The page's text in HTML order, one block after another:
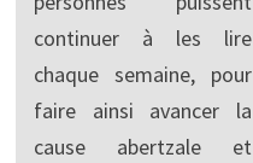
continuer à les lire
chaque semaine, pour
faire ainsi avancer la
cause abertzale et